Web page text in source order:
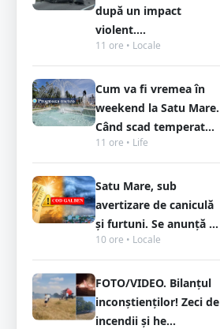
după un impact
violent....
11 ore • Locale
Cum va fi vremea în
weekend la Satu Mare.
Când scad temperat...
11 ore • Life
Satu Mare, sub
avertizare de caniculă
și furtuni. Se anunță ...
10 ore • Locale
FOTO/VIDEO. Bilanțul
inconștienților! Zeci de
incendii și he...